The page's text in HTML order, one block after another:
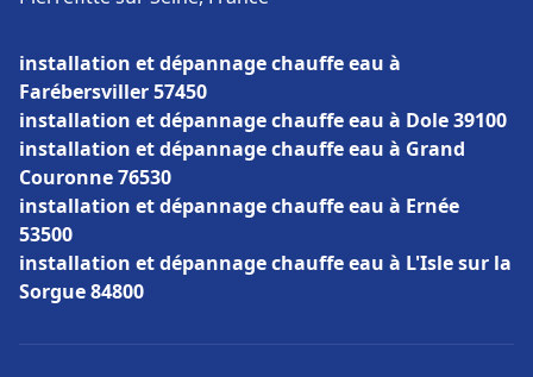
installation et dépannage chauffe eau à
Farébersviller 57450
installation et dépannage chauffe eau à Dole 39100
installation et dépannage chauffe eau à Grand
Couronne 76530
installation et dépannage chauffe eau à Ernée
53500
installation et dépannage chauffe eau à L'Isle sur la
Sorgue 84800